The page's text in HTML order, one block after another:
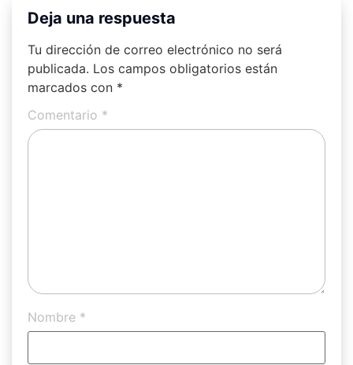
Deja una respuesta
Tu dirección de correo electrónico no será
publicada. Los campos obligatorios están
marcados con *
Comentario *
Nombre *